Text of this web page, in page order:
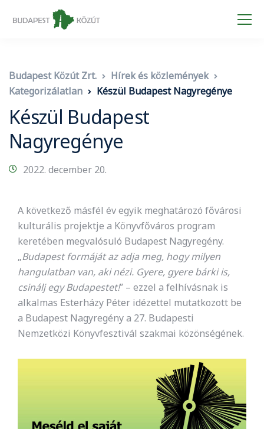
Budapest Közút Zrt.
Hírek és közlemények
Kategorizálatlan
Készül Budapest Nagyregénye
Készül Budapest
Nagyregénye
2022. december 20.
A következő másfél év egyik meghatározó fővárosi
kulturális projektje a Könyvfőváros program
keretében megvalósuló Budapest Nagyregény.
„Budapest formáját az adja meg, hogy milyen
hangulatban van, aki nézi. Gyere, gyere bárki is,
csinálj egy Budapestet!” – ezzel a felhívásnak is
alkalmas Esterházy Péter idézettel mutatkozott be
a Budapest Nagyregény a 27. Budapesti
Nemzetközi Könyvfesztivál szakmai közönségének.